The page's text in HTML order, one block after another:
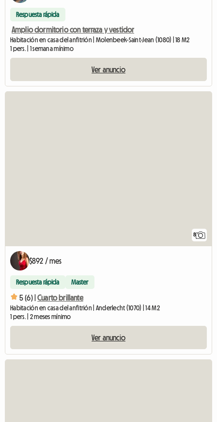
Respuesta rápida
Amplio dormitorio con terraza y vestidor
Habitación en casa del anfitrión | Molenbeek-Saint-Jean (1080) | 18 M2
1 pers. | 1 semana mínimo
Ver anuncio
8
$892 / mes
Respuesta rápida Master
5 (6) | Cuarto brillante
Habitación en casa del anfitrión | Anderlecht (1070) | 14 M2
1 pers. | 2 meses mínimo
Ver anuncio